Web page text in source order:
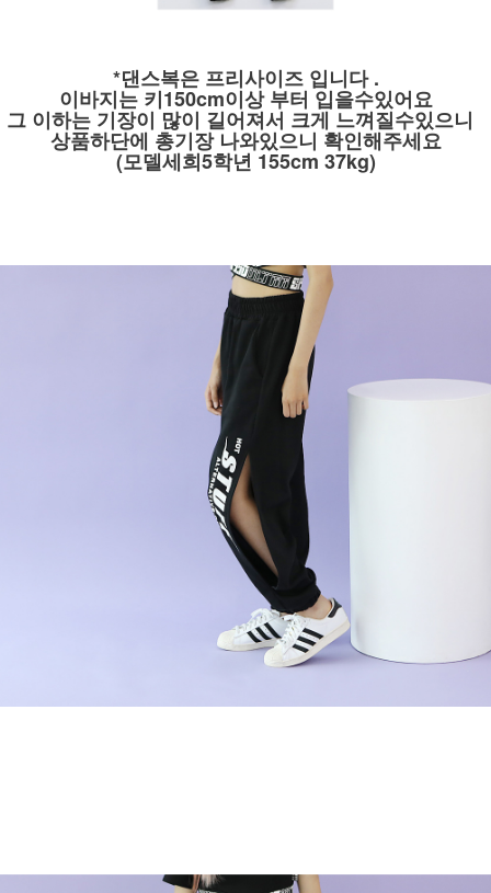
*댄스복은 프리사이즈 입니다 .
이바지는 키150cm이상 부터 입을수있어요
그 이하는 기장이 많이 길어져서 크게 느껴질수있으니
상품하단에 총기장 나와있으니 확인해주세요
(모델세희5학년 155cm 37kg)